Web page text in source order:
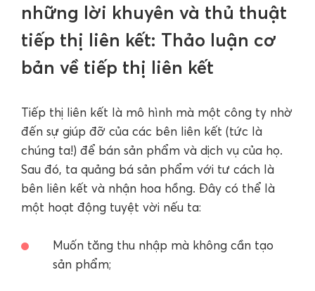
những lời khuyên và thủ thuật
tiếp thị liên kết: Thảo luận cơ
bản về tiếp thị liên kết
Tiếp thị liên kết là mô hình mà một công ty nhờ
đến sự giúp đỡ của các bên liên kết (tức là
chúng ta!) để bán sản phẩm và dịch vụ của họ.
Sau đó, ta quảng bá sản phẩm với tư cách là
bên liên kết và nhận hoa hồng. Đây có thể là
một hoạt động tuyệt vời nếu ta:
Muốn tăng thu nhập mà không cần tạo
sản phẩm;